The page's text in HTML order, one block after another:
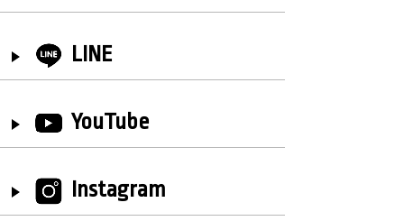
LINE
YouTube
Instagram